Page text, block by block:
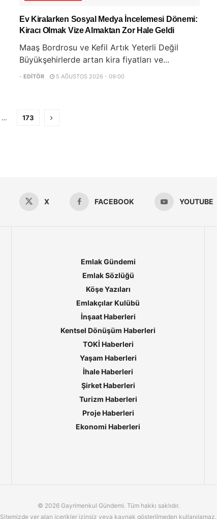
Ev Kiralarken Sosyal Medya İncelemesi Dönemi:
Kiracı Olmak Vize Almaktan Zor Hale Geldi
Maaş Bordrosu ve Kefil Artık Yeterli Değil
Büyükşehirlerde artan kira fiyatları ve...
- EDITÖR 5 AĞUSTOS 2026 - 09:00
… 173
X FACEBOOK YOUTUBE
Emlak Gündemi
Emlak Sözlüğü
Köşe Yazıları
Emlakçılar Kulübü
İnşaat Haberleri
Kentsel Dönüşüm Haberleri
TOKİ Haberleri
Yaşam Haberleri
İhale Haberleri
Şirket Haberleri
Turizm Haberleri
Proje Haberleri
Ekonomi Haberleri
© 2026 Gayrimenkul Gündemi. Tüm hakkı saklıdır.
Sitemizde yer alan içerikler izinsiz veya kaynak gösterilmeden kullanılamaz.